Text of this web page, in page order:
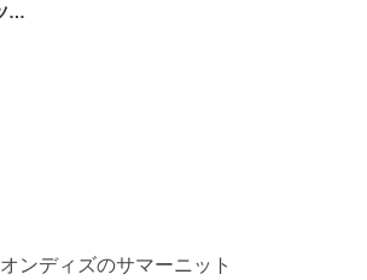
ィ
ンディズのサマーニット